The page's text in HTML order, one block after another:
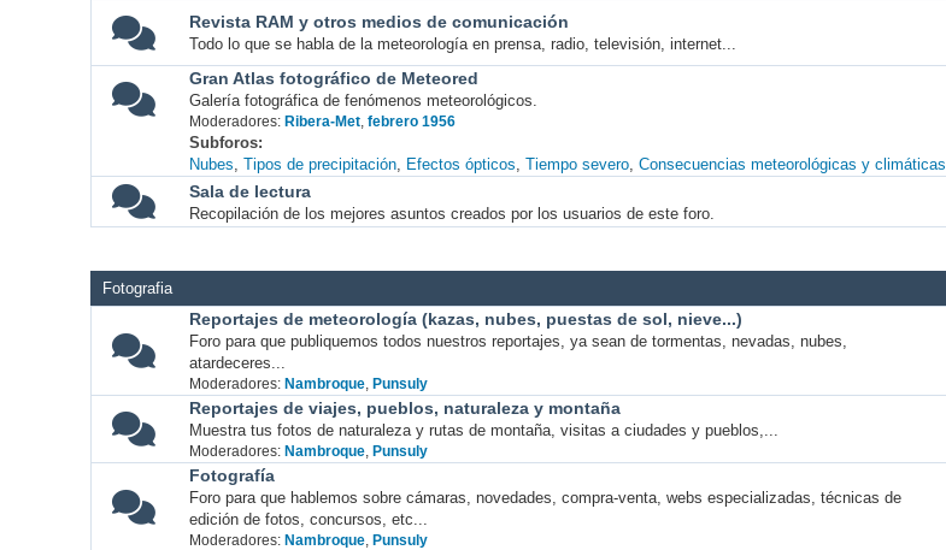
Revista RAM y otros medios de comunicación
Todo lo que se habla de la meteorología en prensa, radio, televisión, internet...
Gran Atlas fotográfico de Meteored
Galería fotográfica de fenómenos meteorológicos.
Moderadores: Ribera-Met, febrero 1956
Subforos
Nubes Tipos de precipitación Efectos ópticos Tiempo severo Consecuencias meteorológicas y climáticas
Sala de lectura
Recopilación de los mejores asuntos creados por los usuarios de este foro.
Fotografia
Reportajes de meteorología (kazas, nubes, puestas de sol, nieve...)
Foro para que publiquemos todos nuestros reportajes, ya sean de tormentas, nevadas, nubes,
atardeceres...
Moderadores: Nambroque, Punsuly
Reportajes de viajes, pueblos, naturaleza y montaña
Muestra tus fotos de naturaleza y rutas de montaña, visitas a ciudades y pueblos,...
Moderadores: Nambroque, Punsuly
Fotografía
Foro para que hablemos sobre cámaras, novedades, compra-venta, webs especializadas, técnicas de
edición de fotos, concursos, etc...
Moderadores: Nambroque, Punsuly